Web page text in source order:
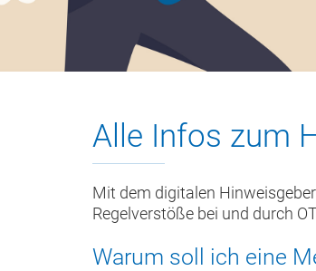
Alle Infos zum
Mit dem digitalen
Regelverstöße bei und durch
Warum soll ich eine